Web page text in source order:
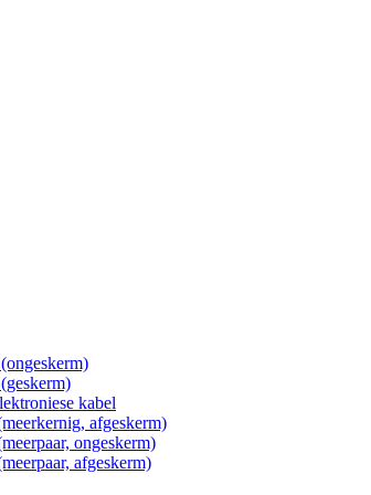
kabel
afgeskerm)
ongeskerm)
afgeskerm)